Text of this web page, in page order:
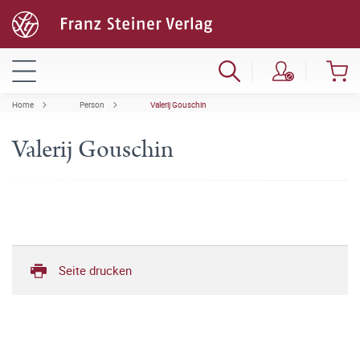
Home Person Valerij Gouschin
Valerij Gouschin
Seite drucken